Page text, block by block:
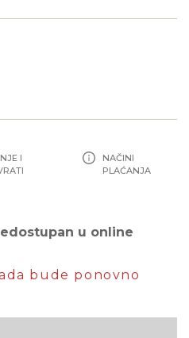
I
NAČINI
PLAĆANJA
u online
bude ponovno